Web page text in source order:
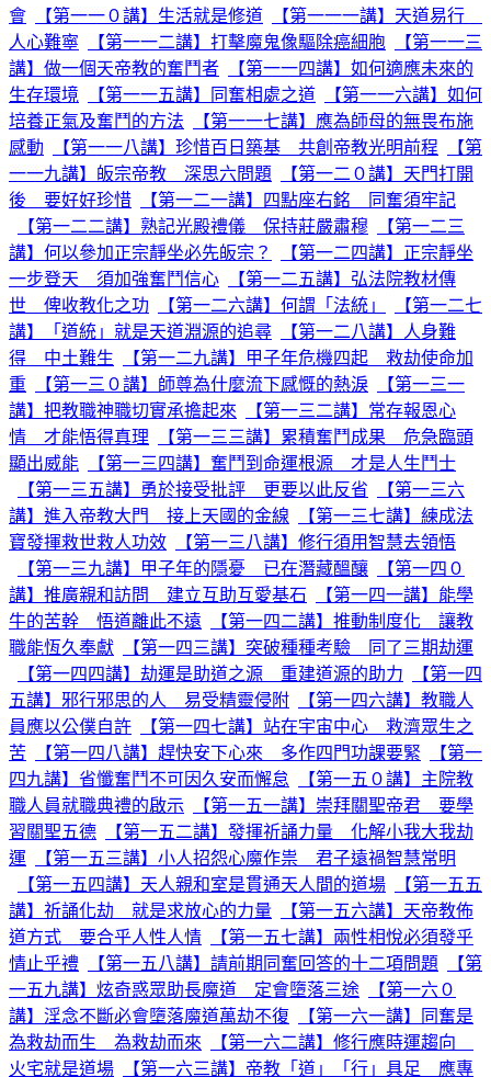
會
【第一一０講】生活就是修道
【第一一一講】天道易行
人心難寧
【第一一二講】打擊魔鬼像驅除癌細胞
【第一一三
講】做一個天帝教的奮鬥者
【第一一四講】如何適應未來的
生存環境
【第一一五講】同奮相處之道
【第一一六講】如何
培養正氣及奮鬥的方法
【第一一七講】應為師母的無畏布施
感動
【第一一八講】珍惜百日築基 共創帝教光明前程
【第
一一九講】皈宗帝教 深思六問題
【第一二０講】天門打開
後 要好好珍惜
【第一二一講】四點座右銘 同奮須牢記
【第一二二講】熟記光殿禮儀 保持莊嚴肅穆
【第一二三
講】何以參加正宗靜坐必先皈宗？
【第一二四講】正宗靜坐
一步登天 須加強奮鬥信心
【第一二五講】弘法院教材傳
世 俾收教化之功
【第一二六講】何謂「法統」
【第一二七
講】「道統」就是天道淵源的追尋
【第一二八講】人身難
得 中土難生
【第一二九講】甲子年危機四起 救劫使命加
重
【第一三０講】師尊為什麼流下感慨的熱淚
【第一三一
講】把教職神職切實承擔起來
【第一三二講】常存報恩心
情 才能悟得真理
【第一三三講】累積奮鬥成果 危急臨頭
顯出威能
【第一三四講】奮鬥到命運根源 才是人生鬥士
【第一三五講】勇於接受批評 更要以此反省
【第一三六
講】進入帝教大門 接上天國的金線
【第一三七講】練成法
寶發揮救世救人功效
【第一三八講】修行須用智慧去領悟
【第一三九講】甲子年的隱憂 已在潛藏醞釀
【第一四０
講】推廣親和訪問 建立互助互愛基石
【第一四一講】能學
牛的苦幹 悟道離此不遠
【第一四二講】推動制度化 讓教
職能恆久奉獻
【第一四三講】突破種種考驗 同了三期劫運
【第一四四講】劫運是助道之源 重建道源的助力
【第一四
五講】邪行邪思的人 易受精靈侵附
【第一四六講】教職人
員應以公僕自許
【第一四七講】站在宇宙中心 救濟眾生之
苦
【第一四八講】趕快安下心來 多作四門功課要緊
【第一
四九講】省懺奮鬥不可因久安而懈怠
【第一五０講】主院教
職人員就職典禮的啟示
【第一五一講】崇拜關聖帝君 要學
習關聖五德
【第一五二講】發揮祈誦力量 化解小我大我劫
運
【第一五三講】小人招怨心魔作祟 君子遠禍智慧常明
【第一五四講】天人親和室是貫通天人間的道場
【第一五五
講】祈誦化劫 就是求放心的力量
【第一五六講】天帝教佈
道方式 要合乎人性人情
【第一五七講】兩性相悅必須發乎
情止乎禮
【第一五八講】請前期同奮回答的十二項問題
【第
一五九講】炫奇惑眾助長魔道 定會墮落三途
【第一六０
講】淫念不斷必會墮落魔道萬劫不復
【第一六一講】同奮是
為救劫而生 為救劫而來
【第一六二講】修行應時運趨向
火宅就是道場
【第一六三講】帝教「道」「行」具足 應專